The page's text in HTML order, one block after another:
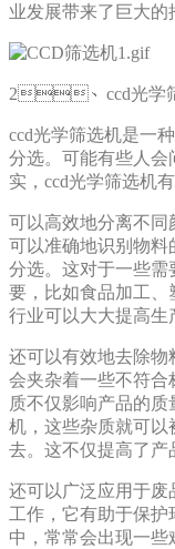
业发展带来了巨大的推
2、ccd光学
ccd光学筛选机是一种
分选。可能有些人会
实，ccd光学筛选机
可以高效地分离不同颜
可以准确地识别物料
分选。这对于一
要，比如食品加工
行业可以大大提高生产
还可以有效地去除物
会夹杂着一些不符合标准
质不仅影响产品的质
机，这些杂质就可
去。这不仅提高了产
还可以广泛应用于废
工作，它有助于保
中，常常会出现